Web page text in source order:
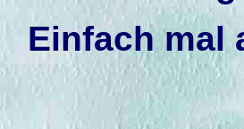
Einfach mal